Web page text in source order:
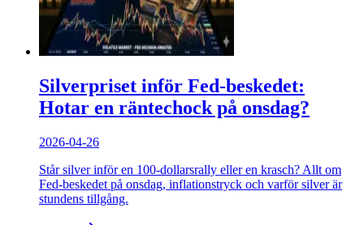
Silverpriset inför Fed-beskedet:
Hotar en räntechock på onsdag?
2026-04-26
Står silver inför en 100-dollarsrally eller en krasch? Allt om
Fed-beskedet på onsdag, inflationstryck och varför silver är
stundens tillgång.